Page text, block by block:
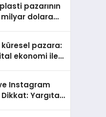
pazarının
milyar dolara
küresel pazara:
ekonomi ile
Instagram
Yargıtay